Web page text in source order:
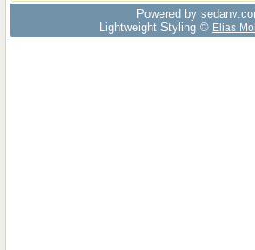
Powered by
Lightweight Styling © Elias